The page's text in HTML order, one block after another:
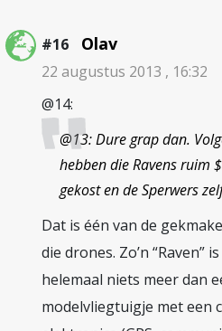
#16 Olav
22 augustus 2013 , 16:32
@14:
@13: Dure grap dan.
hebben die Ravens ruim
gekost en de Sperwers
Dat is één van de
die drones. Zo’n “Raven”
helemaal niets meer dan
modelvliegtuigje met een